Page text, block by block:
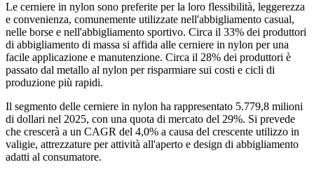
Le cerniere in nylon sono preferite per la loro flessibilità, leggerezza
e convenienza, comunemente utilizzate nell'abbigliamento casual,
nelle borse e nell'abbigliamento sportivo. Circa il 33% dei produttori
di abbigliamento di massa si affida alle cerniere in nylon per una
facile applicazione e manutenzione. Circa il 28% dei produttori è
passato dal metallo al nylon per risparmiare sui costi e cicli di
produzione più rapidi.
Il segmento delle cerniere in nylon ha rappresentato 5.779,8 milioni
di dollari nel 2025, con una quota di mercato del 29%. Si prevede
che crescerà a un CAGR del 4,0% a causa del crescente utilizzo in
valigie, attrezzature per attività all'aperto e design di abbigliamento
adatti al consumatore.